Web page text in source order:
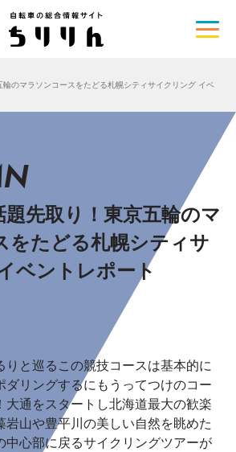
輪のマラソンコースをたどる札幌シティサイクリング イベ
題先取り！東京五輪のマ
をたどる札幌シティサ
ベントレポート
りと巡るこの競技コースは基本的に
ダリングするにもうってつけのコー
大通をスタートし北海道最大の歓楽
岩山や豊平川の美しい自然を眺めた
中心部に戻るサイクリングツアーが